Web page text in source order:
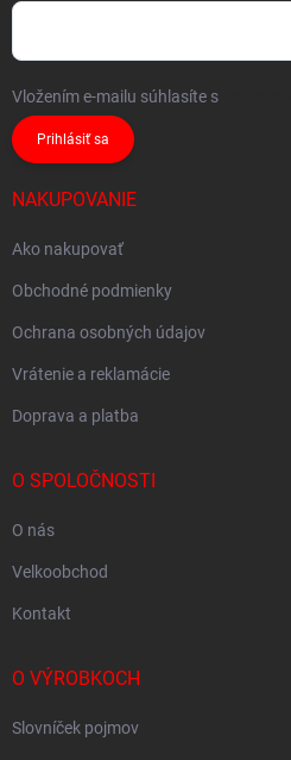
Vložením e-mailu súhlasíte s
Prihlásiť sa
NAKUPOVANIE
Ako nakupovať
Obchodné podmienky
Ochrana osobných údajov
Vrátenie a reklamácie
Doprava a platba
O SPOLOČNOSTI
O nás
Velkoobchod
Kontakt
O VÝROBKOCH
Slovníček pojmov